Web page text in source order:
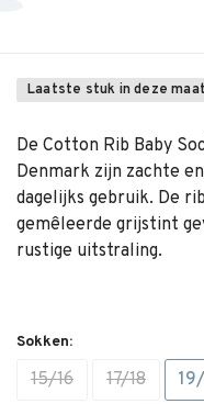
Laatste stuk in deze maat
De Cotton Rib Baby
Denmark zijn zachte
dagelijks gebruik. De
gemêleerde grijstint
rustige uitstraling.
Sokken:
15/16 17/18